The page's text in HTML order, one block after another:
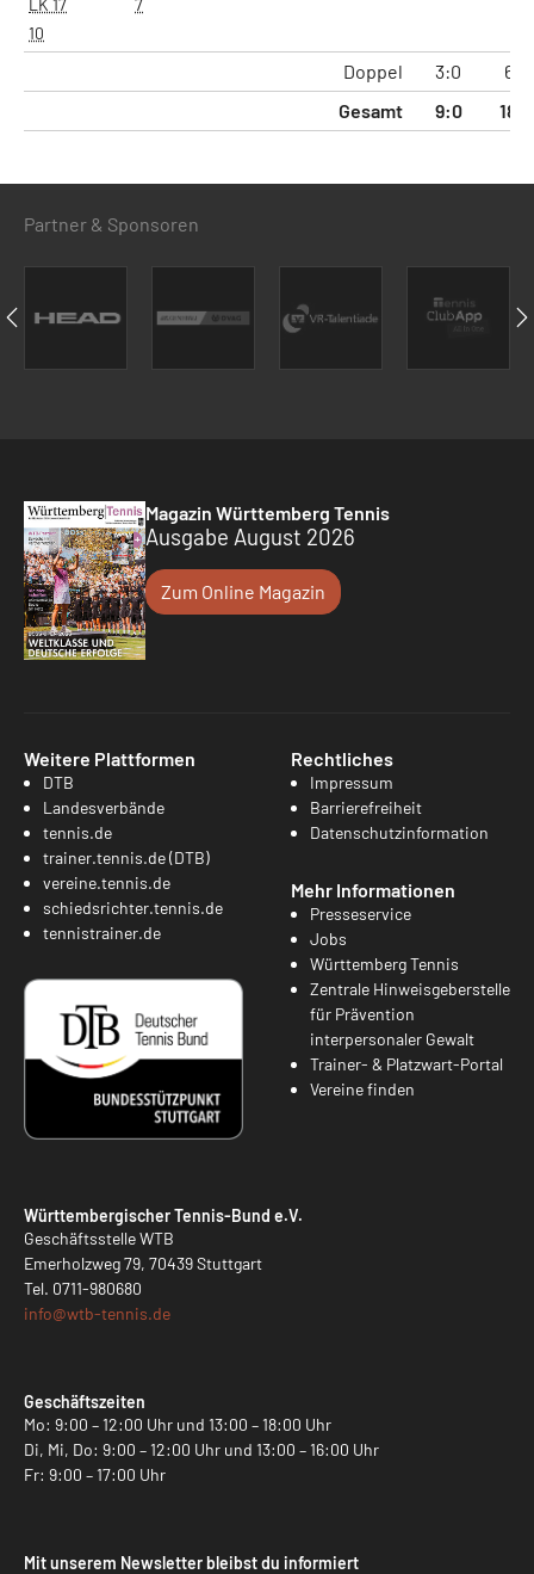
LK 17
10
7
Doppel 3:0
6:0
Gesamt
9:0 18:2
Partner & Sponsoren
Magazin Württemberg Tennis
Ausgabe August 2026
Zum Online Magazin
Weitere Plattformen
DTB
Landesverbände
tennis.de
trainer.tennis.de (DTB)
vereine.tennis.de
schiedsrichter.tennis.de
tennistrainer.de
Rechtliches
Impressum
Barrierefreiheit
Datenschutzinformation
Mehr Informationen
Presseservice
Jobs
Württemberg Tennis
Zentrale Hinweisgeberstelle
für Prävention
interpersonaler Gewalt
Trainer- & Platzwart-Portal
Vereine finden
Württembergischer Tennis-Bund e.V.
Geschäftsstelle WTB
Emerholzweg 79, 70439 Stuttgart
Tel. 0711-980680
info@wtb-tennis.de
Geschäftszeiten
Mo: 9:00 – 12:00 Uhr und 13:00 – 18:00 Uhr
Di, Mi, Do: 9:00 – 12:00 Uhr und 13:00 – 16:00 Uhr
Fr: 9:00 – 17:00 Uhr
Mit unserem Newsletter bleibst du informiert